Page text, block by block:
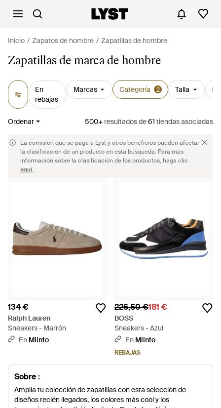
Inicio Zapatos de hombre Zapatillas de hombre
Zapatillas de marca de hombre
En
rebajas
Marcas Categoría 2 Talla
Ordenar 500+ resultadosde61 tiendas asociadas
La comisión que se paga a Lyst y otros beneficios pueden afectar
la clasificación de un producto en esta búsqueda. Para más
información sobre la clasificación de los productos, haga clic
aquí.
134 €
Ralph Lauren
Sneakers - Marrón
En Miinto
226,50 €181 €
BOSS
Sneakers - Azul
En Miinto
REBAJAS
Sobre :
Amplía tu colección de zapatillas con esta selección de
diseños recién llegados, los colores más cool y los